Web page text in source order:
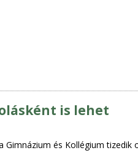
is lehet
Gimnázium és Kollégium